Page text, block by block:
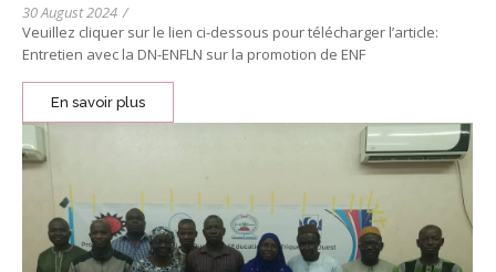
30 August 2024 /
Veuillez cliquer sur le lien ci-dessous pour télécharger l’article:
Entretien avec la DN-ENFLN sur la promotion de ENF
En savoir plus